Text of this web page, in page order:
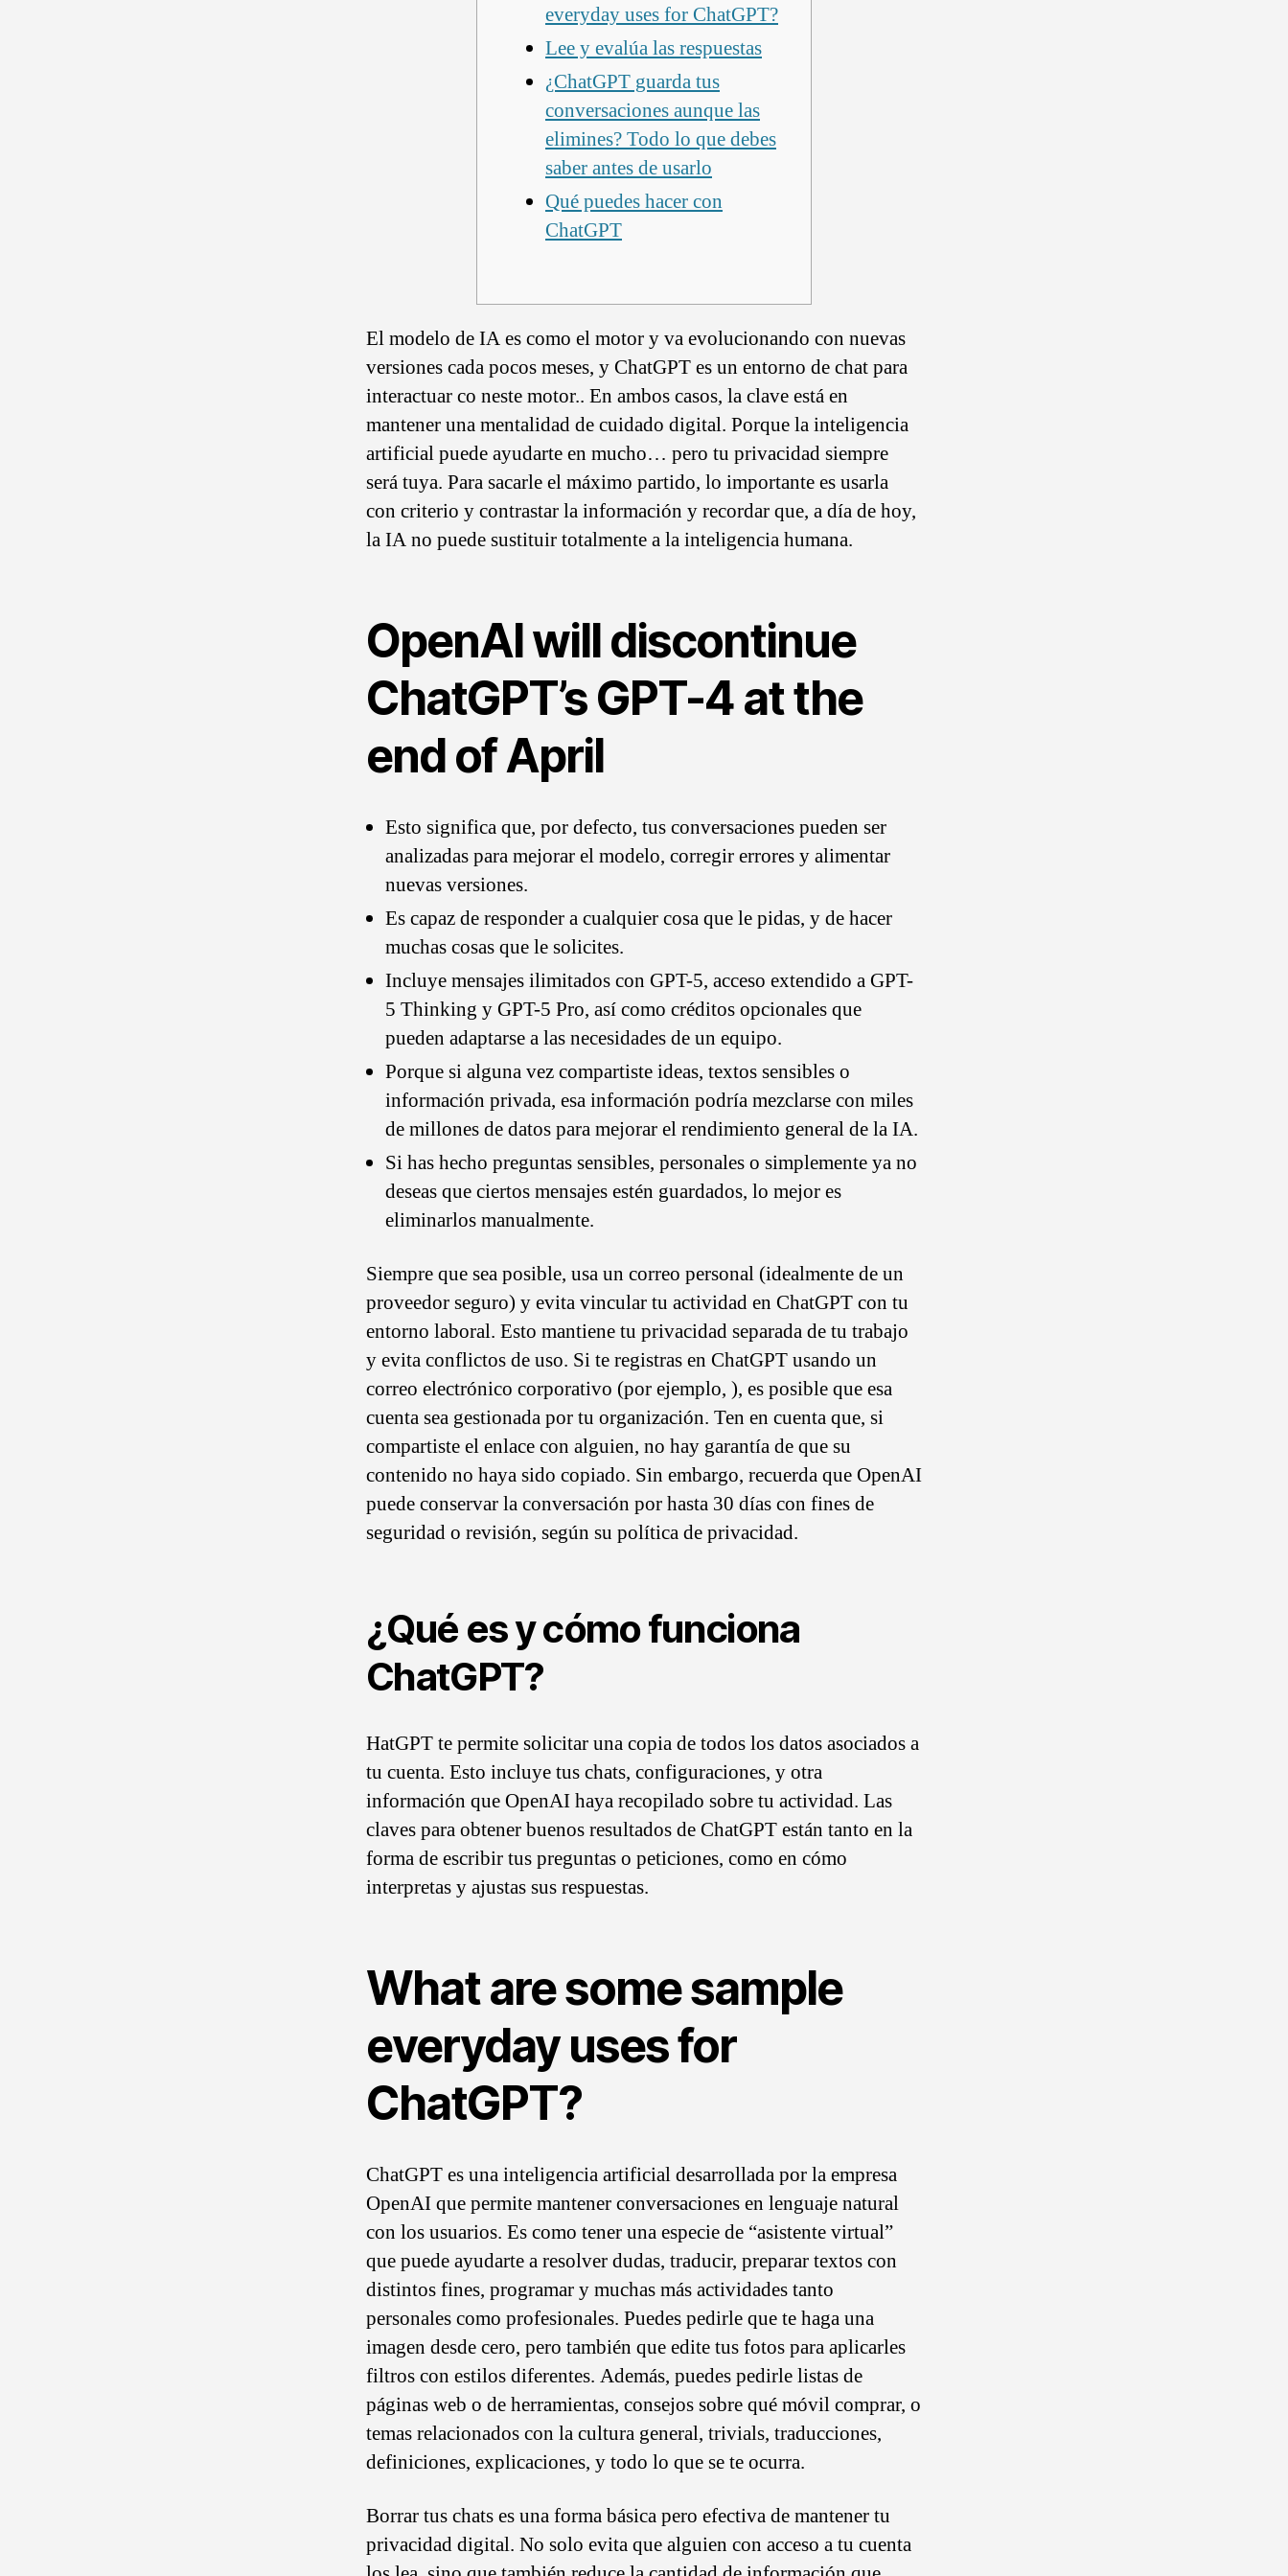
everyday uses for ChatGPT?
Lee y evalúa las respuestas
¿ChatGPT guarda tus
conversaciones aunque las
elimines? Todo lo que debes
saber antes de usarlo
Qué puedes hacer con
ChatGPT
El modelo de IA es como el motor y va evolucionando con nuevas
versiones cada pocos meses, y ChatGPT es un entorno de chat para
interactuar co neste motor.. En ambos casos, la clave está en
mantener una mentalidad de cuidado digital. Porque la inteligencia
artificial puede ayudarte en mucho… pero tu privacidad siempre
será tuya. Para sacarle el máximo partido, lo importante es usarla
con criterio y contrastar la información y recordar que, a día de hoy,
la IA no puede sustituir totalmente a la inteligencia humana.
OpenAI will discontinue
ChatGPT’s GPT-4 at the
end of April
Esto significa que, por defecto, tus conversaciones pueden ser
analizadas para mejorar el modelo, corregir errores y alimentar
nuevas versiones.
Es capaz de responder a cualquier cosa que le pidas, y de hacer
muchas cosas que le solicites.
Incluye mensajes ilimitados con GPT-5, acceso extendido a GPT-
5 Thinking y GPT-5 Pro, así como créditos opcionales que
pueden adaptarse a las necesidades de un equipo.
Porque si alguna vez compartiste ideas, textos sensibles o
información privada, esa información podría mezclarse con miles
de millones de datos para mejorar el rendimiento general de la IA.
Si has hecho preguntas sensibles, personales o simplemente ya no
deseas que ciertos mensajes estén guardados, lo mejor es
eliminarlos manualmente.
Siempre que sea posible, usa un correo personal (idealmente de un
proveedor seguro) y evita vincular tu actividad en ChatGPT con tu
entorno laboral. Esto mantiene tu privacidad separada de tu trabajo
y evita conflictos de uso. Si te registras en ChatGPT usando un
correo electrónico corporativo (por ejemplo, ), es posible que esa
cuenta sea gestionada por tu organización. Ten en cuenta que, si
compartiste el enlace con alguien, no hay garantía de que su
contenido no haya sido copiado. Sin embargo, recuerda que OpenAI
puede conservar la conversación por hasta 30 días con fines de
seguridad o revisión, según su política de privacidad.
¿Qué es y cómo funciona
ChatGPT?
HatGPT te permite solicitar una copia de todos los datos asociados a
tu cuenta. Esto incluye tus chats, configuraciones, y otra
información que OpenAI haya recopilado sobre tu actividad. Las
claves para obtener buenos resultados de ChatGPT están tanto en la
forma de escribir tus preguntas o peticiones, como en cómo
interpretas y ajustas sus respuestas.
What are some sample
everyday uses for
ChatGPT?
ChatGPT es una inteligencia artificial desarrollada por la empresa
OpenAI que permite mantener conversaciones en lenguaje natural
con los usuarios. Es como tener una especie de “asistente virtual”
que puede ayudarte a resolver dudas, traducir, preparar textos con
distintos fines, programar y muchas más actividades tanto
personales como profesionales. Puedes pedirle que te haga una
imagen desde cero, pero también que edite tus fotos para aplicarles
filtros con estilos diferentes. Además, puedes pedirle listas de
páginas web o de herramientas, consejos sobre qué móvil comprar, o
temas relacionados con la cultura general, trivials, traducciones,
definiciones, explicaciones, y todo lo que se te ocurra.
Borrar tus chats es una forma básica pero efectiva de mantener tu
privacidad digital. No solo evita que alguien con acceso a tu cuenta